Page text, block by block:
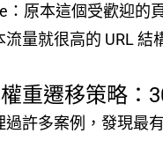
：原本這個受歡迎的
流量就很高的 URL
重遷移策略：
過許多案例，發現最